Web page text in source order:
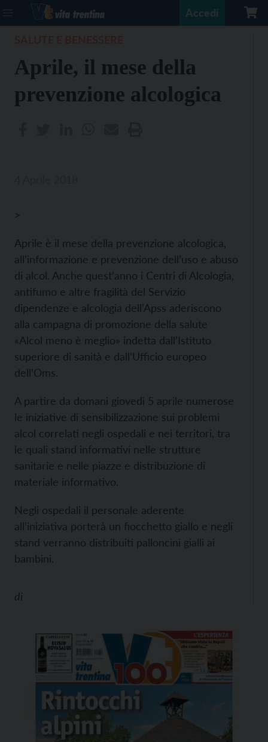
Accedi
Aprile, il mese della
prevenzione alcologica
>
Aprile è il mese della prevenzione alcologica,
all’informazione e prevenzione dell’uso e abuso
di alcol. Anche quest’anno i Centri di Alcologia,
antifumo e altre fragilità del Servizio
dipendenze e alcologia dell’Apss aderiscono
alla campagna di promozione della salute
«Alcol meno è meglio» indetta dall’Istituto
superiore di sanità e dall’Ufficio europeo
dell’Oms.
A partire da domani giovedì 5 aprile numerose
le iniziative di sensibilizzazione sui problemi
alcol correlati negli ospedali e nei territori, tra
le quali stand informativi nelle strutture
sanitarie e nelle piazze e distribuzione di
materiale informativo.
Negli ospedali il personale aderente
all’iniziativa porterà un fiocchetto giallo e negli
stand verranno distribuiti palloncini gialli ai
bambini.
di